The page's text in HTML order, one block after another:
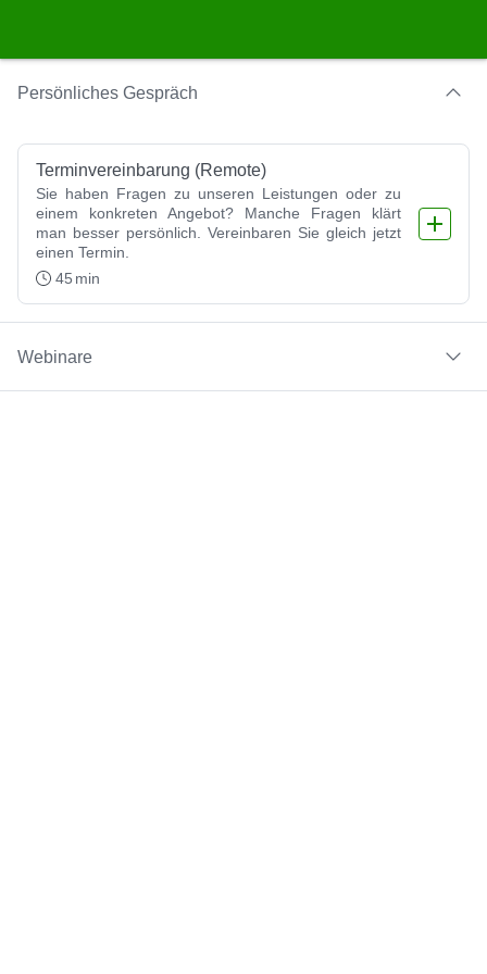
Persönliches Gespräch
Terminvereinbarung (Remote)
Sie haben Fragen zu unseren Leistungen oder zu
einem konkreten Angebot? Manche Fragen klärt
man besser persönlich. Vereinbaren Sie gleich jetzt
einen Termin.
45 min
Webinare